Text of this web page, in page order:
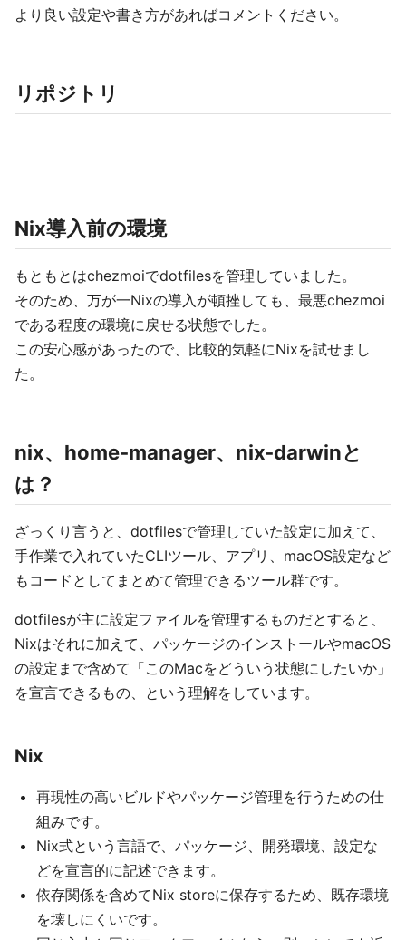
より良い設定や書き方があればコメントください。
リポジトリ
Nix導入前の環境
もともとはchezmoiでdotfilesを管理していました。
そのため、万が一Nixの導入が頓挫しても、最悪chezmoi
である程度の環境に戻せる状態でした。
この安心感があったので、比較的気軽にNixを試せまし
た。
nix、home-manager、nix-darwinと
は？
ざっくり言うと、dotfilesで管理していた設定に加えて、
手作業で入れていたCLIツール、アプリ、macOS設定など
もコードとしてまとめて管理できるツール群です。
dotfilesが主に設定ファイルを管理するものだとすると、
Nixはそれに加えて、パッケージのインストールやmacOS
の設定まで含めて「このMacをどういう状態にしたいか」
を宣言できるもの、という理解をしています。
Nix
再現性の高いビルドやパッケージ管理を行うための仕
組みです。
Nix式という言語で、パッケージ、開発環境、設定な
どを宣言的に記述できます。
依存関係を含めてNix storeに保存するため、既存環境
を壊しにくいです。